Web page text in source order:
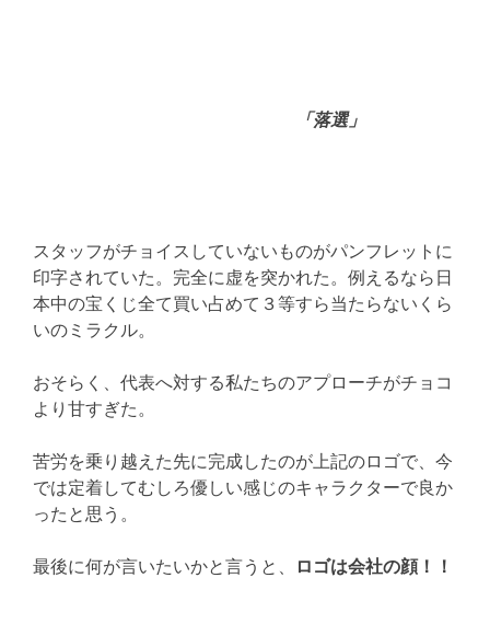
「落選」
スタッフがチョイスしていないものがパンフレットに
印字されていた。完全に虚を突かれた。例えるなら日
本中の宝くじ全て買い占めて３等すら当たらないくら
いのミラクル。
おそらく、代表へ対する私たちのアプローチがチョコ
より甘すぎた。
苦労を乗り越えた先に完成したのが上記のロゴで、今
では定着してむしろ優しい感じのキャラクターで良か
ったと思う。
最後に何が言いたいかと言うと、 ロゴは会社の顔！！